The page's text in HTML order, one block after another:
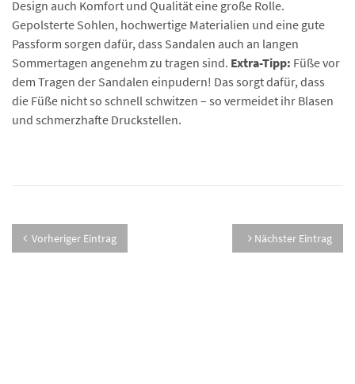
Design auch Komfort und Qualität eine große Rolle.
Gepolsterte Sohlen, hochwertige Materialien und eine gute
Passform sorgen dafür, dass Sandalen auch an langen
Sommertagen angenehm zu tragen sind. Extra-Tipp: Füße vor
dem Tragen der Sandalen einpudern! Das sorgt dafür, dass
die Füße nicht so schnell schwitzen – so vermeidet ihr Blasen
und schmerzhafte Druckstellen.
Vorheriger Eintrag Nächster Eintrag